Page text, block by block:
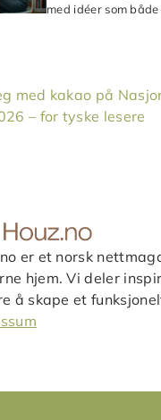
med idéer som
med kakao på
– for tyske lesere
er et norsk
hjem. Vi deler
å skape et